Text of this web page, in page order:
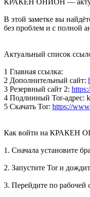
КРАКЕН ОНИОН —
В этой заметке вы
без проблем и с полной
Актуальный список
1 Главная ссылка:
2 Дополнительный сайт:
3 Резервный сайт 2:
4 Подлинный Tor-адрес:
5 Скачать Tor: https://
Как войти на КРАКЕН
1. Сначала установите
2. Запустите Tor и
3. Перейдите по рабочей